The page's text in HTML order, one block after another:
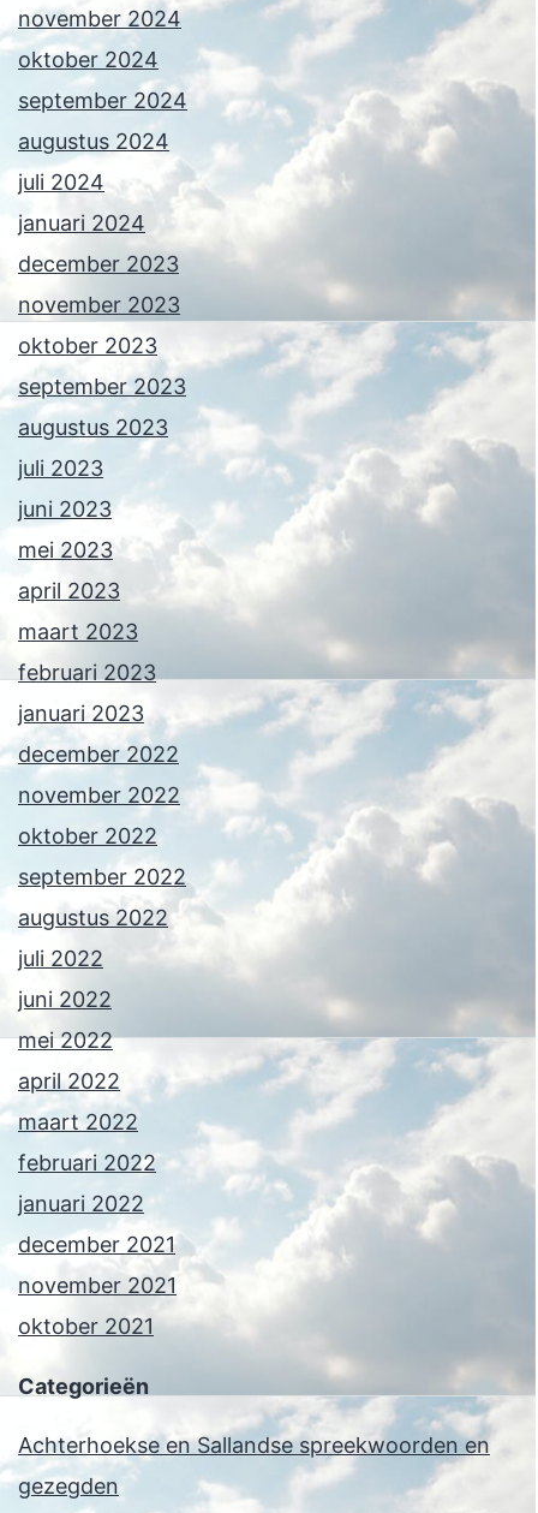
november 2024
oktober 2024
september 2024
augustus 2024
juli 2024
januari 2024
december 2023
november 2023
oktober 2023
september 2023
augustus 2023
juli 2023
juni 2023
mei 2023
april 2023
maart 2023
februari 2023
januari 2023
december 2022
november 2022
oktober 2022
september 2022
augustus 2022
juli 2022
juni 2022
mei 2022
april 2022
maart 2022
februari 2022
januari 2022
december 2021
november 2021
oktober 2021
Categorieën
Achterhoekse en Sallandse spreekwoorden en
gezegden